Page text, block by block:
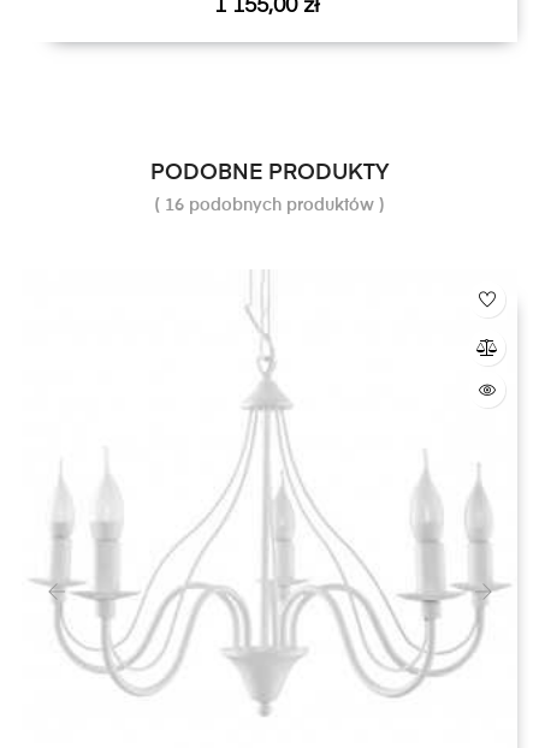
1 155,00 zł
PODOBNE PRODUKTY
( 16 podobnych produktów )